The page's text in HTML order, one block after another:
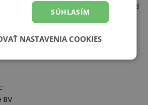
chrániaca prsty na nohách pred
kameňmi, koreňmi a inými
vyskytnúť na trati.
Lug™– podrážka s hlbším
priľnavosť na mokrom aj suchom
BV
SÚHLASÍM
NASTAVENIA COOKIES